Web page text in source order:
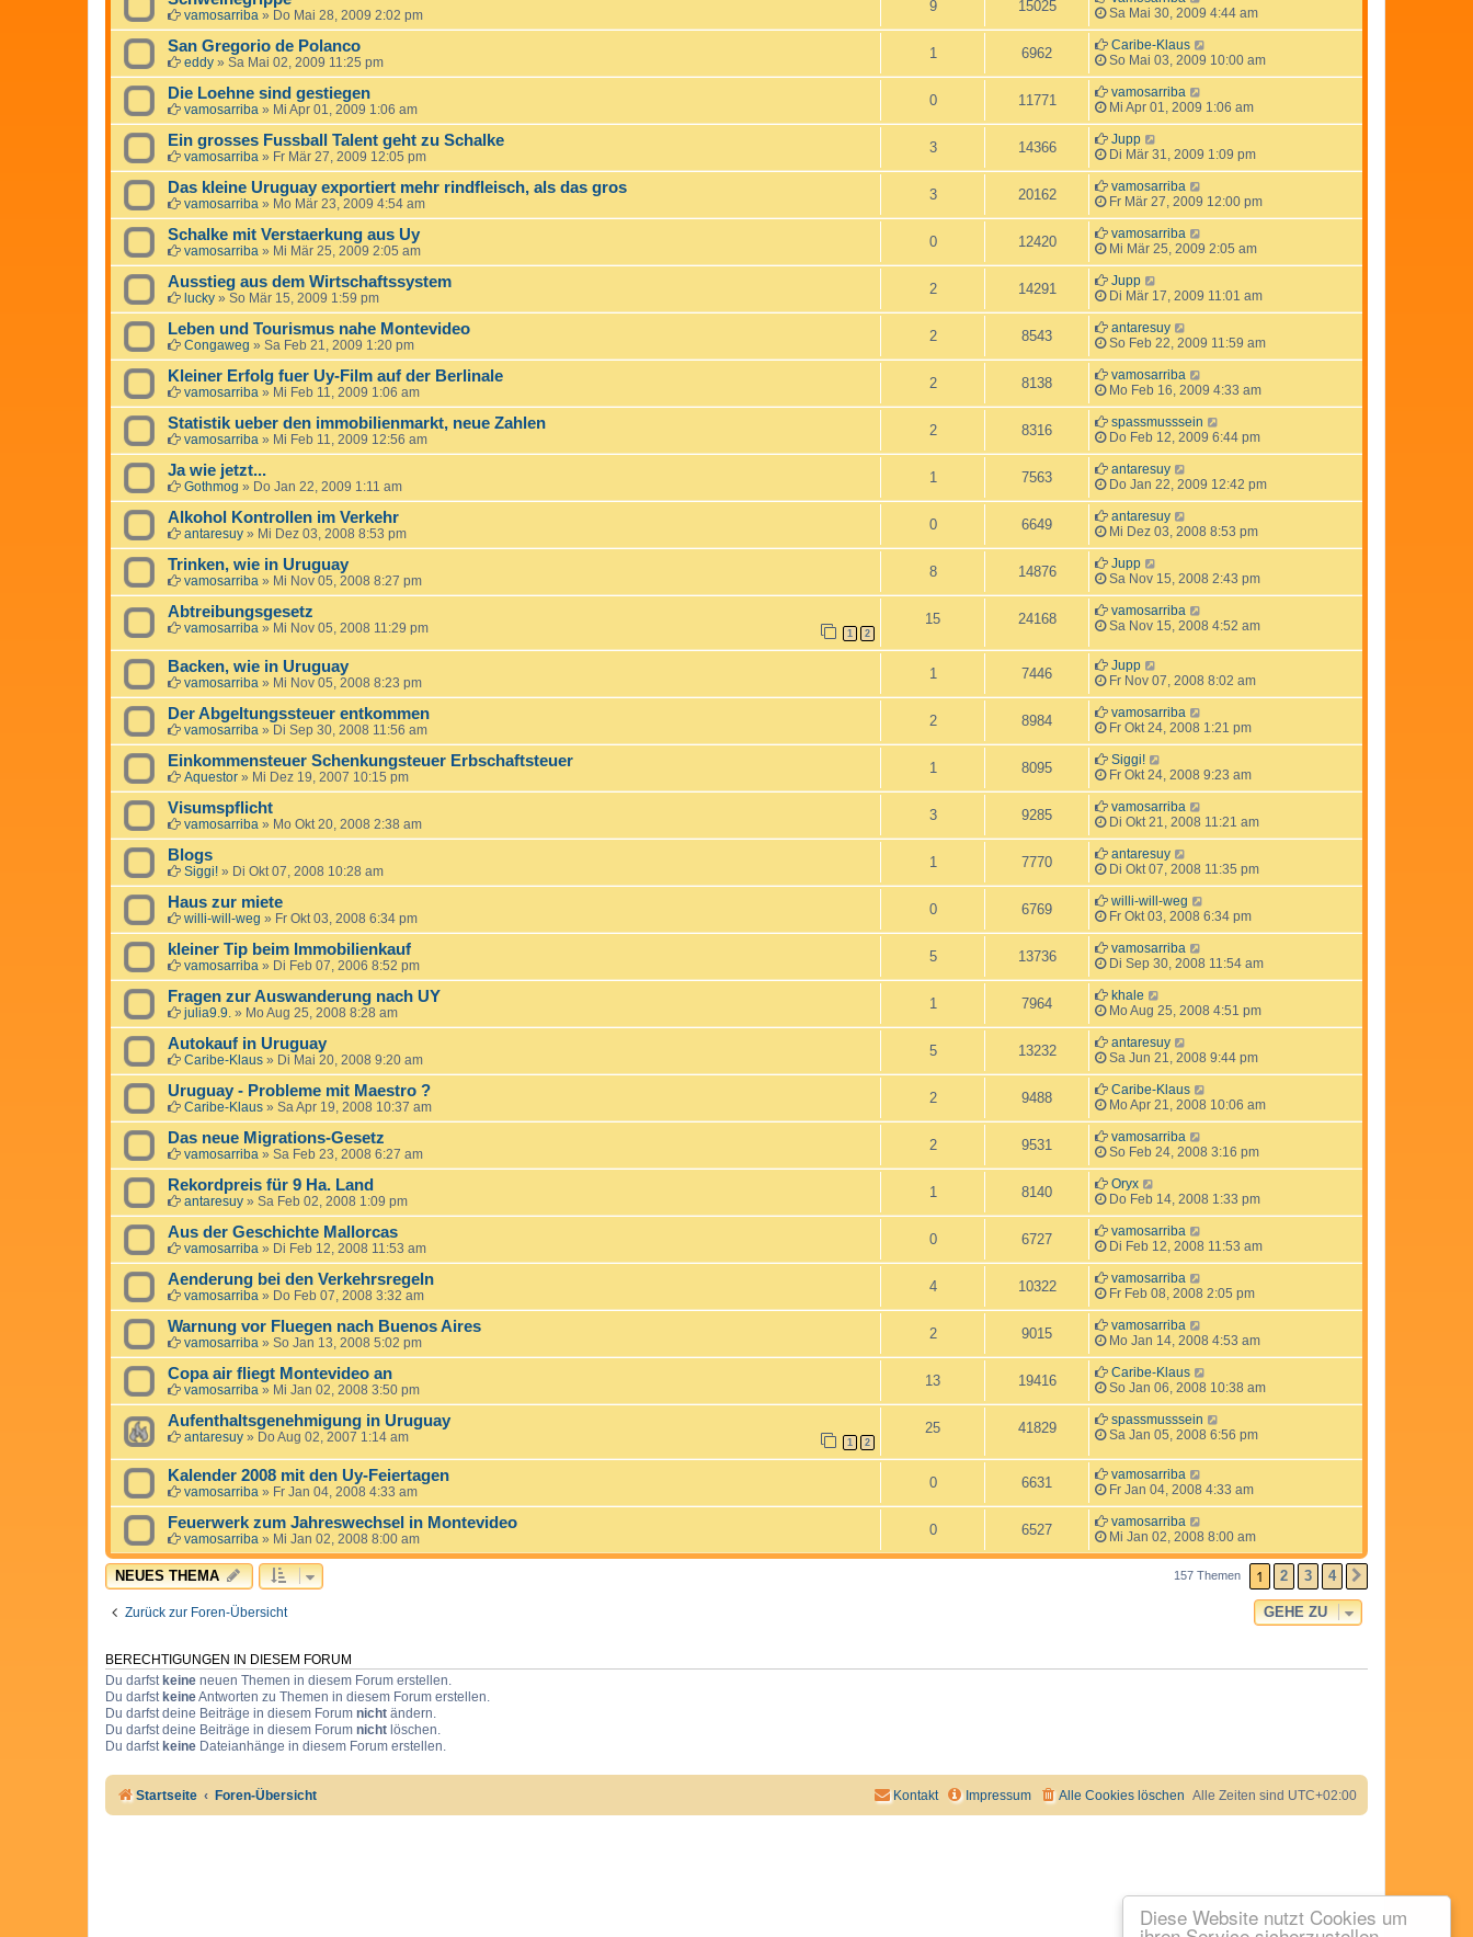
Diese Website nutzt Cookies um
vamosarriba » Do Mai 28, 2009 2:02 pm
9 15025
Sa Mai 30, 2009 4:44 am
San Gregorio de Polanco
eddy » Sa Mai 02, 2009 11:25 pm
1 6962
Caribe-Klaus
So Mai 03, 2009 10:00 am
Die Loehne sind gestiegen
vamosarriba » Mi Apr 01, 2009 1:06 am
0 11771
vamosarriba
Mi Apr 01, 2009 1:06 am
Ein grosses Fussball Talent geht zu Schalke
vamosarriba » Fr Mär 27, 2009 12:05 pm
3 14366
Jupp
Di Mär 31, 2009 1:09 pm
Das kleine Uruguay exportiert mehr rindfleisch, als das gros
vamosarriba » Mo Mär 23, 2009 4:54 am
3 20162
vamosarriba
Fr Mär 27, 2009 12:00 pm
Schalke mit Verstaerkung aus Uy
vamosarriba » Mi Mär 25, 2009 2:05 am
0 12420
vamosarriba
Mi Mär 25, 2009 2:05 am
Ausstieg aus dem Wirtschaftssystem
lucky » So Mär 15, 2009 1:59 pm
2 14291
Jupp
Di Mär 17, 2009 11:01 am
Leben und Tourismus nahe Montevideo
Congaweg » Sa Feb 21, 2009 1:20 pm
2 8543
antaresuy
So Feb 22, 2009 11:59 am
Kleiner Erfolg fuer Uy-Film auf der Berlinale
vamosarriba » Mi Feb 11, 2009 1:06 am
2 8138
vamosarriba
Mo Feb 16, 2009 4:33 am
Statistik ueber den immobilienmarkt, neue Zahlen
vamosarriba » Mi Feb 11, 2009 12:56 am
2 8316
spassmusssein
Do Feb 12, 2009 6:44 pm
Ja wie jetzt...
Gothmog » Do Jan 22, 2009 1:11 am
1 7563
antaresuy
Do Jan 22, 2009 12:42 pm
Alkohol Kontrollen im Verkehr
antaresuy » Mi Dez 03, 2008 8:53 pm
0 6649
antaresuy
Mi Dez 03, 2008 8:53 pm
Trinken, wie in Uruguay
vamosarriba » Mi Nov 05, 2008 8:27 pm
8 14876
Jupp
Sa Nov 15, 2008 2:43 pm
Abtreibungsgesetz
vamosarriba » Mi Nov 05, 2008 11:29 pm 1 2
15 24168
vamosarriba
Sa Nov 15, 2008 4:52 am
Backen, wie in Uruguay
vamosarriba » Mi Nov 05, 2008 8:23 pm
1 7446
Jupp
Fr Nov 07, 2008 8:02 am
Der Abgeltungssteuer entkommen
vamosarriba » Di Sep 30, 2008 11:56 am
2 8984
vamosarriba
Fr Okt 24, 2008 1:21 pm
Einkommensteuer Schenkungsteuer Erbschaftsteuer
Aquestor » Mi Dez 19, 2007 10:15 pm
1 8095
Siggi!
Fr Okt 24, 2008 9:23 am
Visumspflicht
vamosarriba » Mo Okt 20, 2008 2:38 am
3 9285
vamosarriba
Di Okt 21, 2008 11:21 am
Blogs
Siggi! » Di Okt 07, 2008 10:28 am
1 7770
antaresuy
Di Okt 07, 2008 11:35 pm
Haus zur miete
willi-will-weg » Fr Okt 03, 2008 6:34 pm
0 6769
willi-will-weg
Fr Okt 03, 2008 6:34 pm
kleiner Tip beim Immobilienkauf
vamosarriba » Di Feb 07, 2006 8:52 pm
5 13736
vamosarriba
Di Sep 30, 2008 11:54 am
Fragen zur Auswanderung nach UY
julia9.9. » Mo Aug 25, 2008 8:28 am
1 7964
khale
Mo Aug 25, 2008 4:51 pm
Autokauf in Uruguay
Caribe-Klaus » Di Mai 20, 2008 9:20 am
5 13232
antaresuy
Sa Jun 21, 2008 9:44 pm
Uruguay - Probleme mit Maestro ?
Caribe-Klaus » Sa Apr 19, 2008 10:37 am
2 9488
Caribe-Klaus
Mo Apr 21, 2008 10:06 am
Das neue Migrations-Gesetz
vamosarriba » Sa Feb 23, 2008 6:27 am
2 9531
vamosarriba
So Feb 24, 2008 3:16 pm
Rekordpreis für 9 Ha. Land
antaresuy » Sa Feb 02, 2008 1:09 pm
1 8140
Oryx
Do Feb 14, 2008 1:33 pm
Aus der Geschichte Mallorcas
vamosarriba » Di Feb 12, 2008 11:53 am
0 6727
vamosarriba
Di Feb 12, 2008 11:53 am
Aenderung bei den Verkehrsregeln
vamosarriba » Do Feb 07, 2008 3:32 am
4 10322
vamosarriba
Fr Feb 08, 2008 2:05 pm
Warnung vor Fluegen nach Buenos Aires
vamosarriba » So Jan 13, 2008 5:02 pm
2 9015
vamosarriba
Mo Jan 14, 2008 4:53 am
Copa air fliegt Montevideo an
vamosarriba » Mi Jan 02, 2008 3:50 pm
13 19416
Caribe-Klaus
So Jan 06, 2008 10:38 am
Aufenthaltsgenehmigung in Uruguay
antaresuy » Do Aug 02, 2007 1:14 am 1 2
25 41829
spassmusssein
Sa Jan 05, 2008 6:56 pm
Kalender 2008 mit den Uy-Feiertagen
vamosarriba » Fr Jan 04, 2008 4:33 am
0 6631
vamosarriba
Fr Jan 04, 2008 4:33 am
Feuerwerk zum Jahreswechsel in Montevideo
vamosarriba » Mi Jan 02, 2008 8:00 am
0 6527
vamosarriba
Mi Jan 02, 2008 8:00 am
NEUES THEMA 157 Themen 1 2 3 4
Zurück zur Foren-Übersicht GEHE ZU
BERECHTIGUNGEN IN DIESEM FORUM
Du darfstkeine neuen Themen in diesem Forum erstellen.
Du darfstkeineAntworten zu Themen in diesem Forum erstellen.
Du darfst deine Beiträge in diesem Forum nicht ändern.
Du darfst deine Beiträge in diesem Forum nicht löschen.
Du darfstkeine Dateianhänge in diesem Forum erstellen.
Startseite Foren-Übersicht Alle Zeiten sind UTC+02:00
Alle Cookies löschen
Impressum
Kontakt